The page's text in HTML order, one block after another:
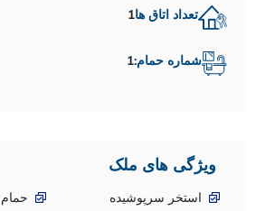
تعداد اتاق ها1
شماره حمام:1
ویژگی های ملک
استخر سرپوشیده